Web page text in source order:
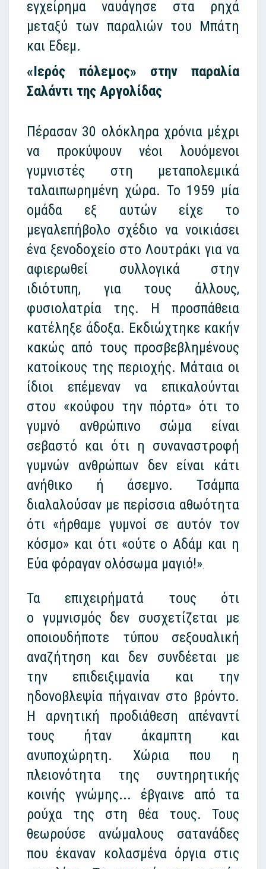
εγχείρημα ναυάγησε στα ρηχά
μεταξύ των παραλιών του Μπάτη
και Εδεμ.
«Ιερός πόλεμος» στην παραλία
Σαλάντι της Αργολίδας
Πέρασαν 30 ολόκληρα χρόνια μέχρι
να προκύψουν νέοι λουόμενοι
γυμνιστές στη μεταπολεμικά
ταλαιπωρημένη χώρα. Το 1959 μία
ομάδα εξ αυτών είχε το
μεγαλεπήβολο σχέδιο να νοικιάσει
ένα ξενοδοχείο στο Λουτράκι για να
αφιερωθεί συλλογικά στην
ιδιότυπη, για τους άλλους,
φυσιολατρία της. Η προσπάθεια
κατέληξε άδοξα. Εκδιώχτηκε κακήν
κακώς από τους προσβεβλημένους
κατοίκους της περιοχής. Μάταια οι
ίδιοι επέμεναν να επικαλούνται
στου «κούφου την πόρτα» ότι το
γυμνό ανθρώπινο σώμα είναι
σεβαστό και ότι η συναναστροφή
γυμνών ανθρώπων δεν είναι κάτι
ανήθικο ή άσεμνο. Τσάμπα
διαλαλούσαν με περίσσια αθωότητα
ότι «ήρθαμε γυμνοί σε αυτόν τον
κόσμο» και ότι «ούτε ο Αδάμ και η
Εύα φόραγαν ολόσωμα μαγιό!».
Τα επιχειρήματά τους ότι
ο γυμνισμός δεν συσχετίζεται με
οποιουδήποτε τύπου σεξουαλική
αναζήτηση και δεν συνδέεται με
την επιδειξιμανία και την
ηδονοβλεψία πήγαιναν στο βρόντο.
Η αρνητική προδιάθεση απέναντί
τους ήταν άκαμπτη και
ανυποχώρητη. Χώρια που η
πλειονότητα της συντηρητικής
κοινής γνώμης... έβγαινε από τα
ρούχα της στη θέα τους. Τους
θεωρούσε ανώμαλους σατανάδες
που έκαναν κολασμένα όργια στις